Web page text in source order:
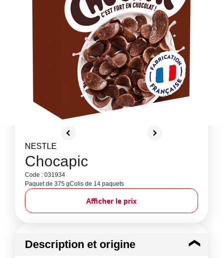
NESTLE
Chocapic
Code : 031934
Paquet de 375 gColis de 14 paquets
Afficher le prix
Description et origine